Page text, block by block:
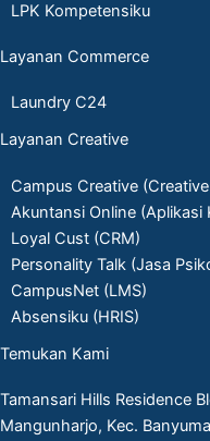
LPK Kompetensiku
Layanan Commerce
Laundry C24
Layanan Creative
Campus Creative
Akuntansi Online (Aplikasi
Loyal Cust (CRM)
Personality Talk (Jasa
CampusNet (LMS)
Absensiku (HRIS)
Temukan Kami
Tamansari Hills Residence
Mangunharjo, Kec.